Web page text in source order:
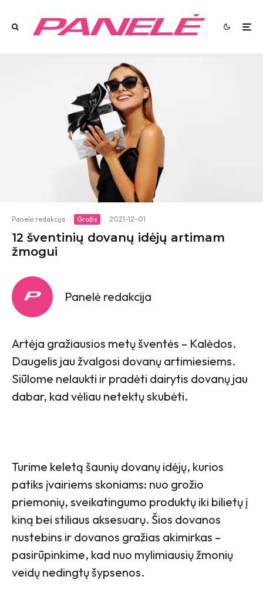
Panelė redakcija · Grožis · 2021-12-01
12 šventinių dovanų idėjų artimam
žmogui
Panelė redakcija
Artėja gražiausios metų šventės – Kalėdos.
Daugelis jau žvalgosi dovanų artimiesiems.
Siūlome nelaukti ir pradėti dairytis dovanų jau
dabar, kad vėliau netektų skubėti.
Turime keletą šaunių dovanų idėjų, kurios
patiks įvairiems skoniams: nuo grožio
priemonių, sveikatingumo produktų iki bilietų į
kiną bei stiliaus aksesuarų. Šios dovanos
nustebins ir dovanos gražias akimirkas –
pasirūpinkime, kad nuo mylimiausių žmonių
veidų nedingtų šypsenos.